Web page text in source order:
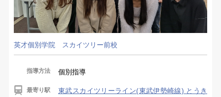
英才個別学院 スカイツリー前校
指導方法 個別指導
最寄り駅
東武スカイツリーライン(東武伊勢崎線) とうき